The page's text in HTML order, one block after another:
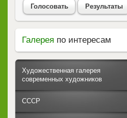
Голосовать Результаты
Галерея по интересам
Художественная галерея
современных художников
СССР